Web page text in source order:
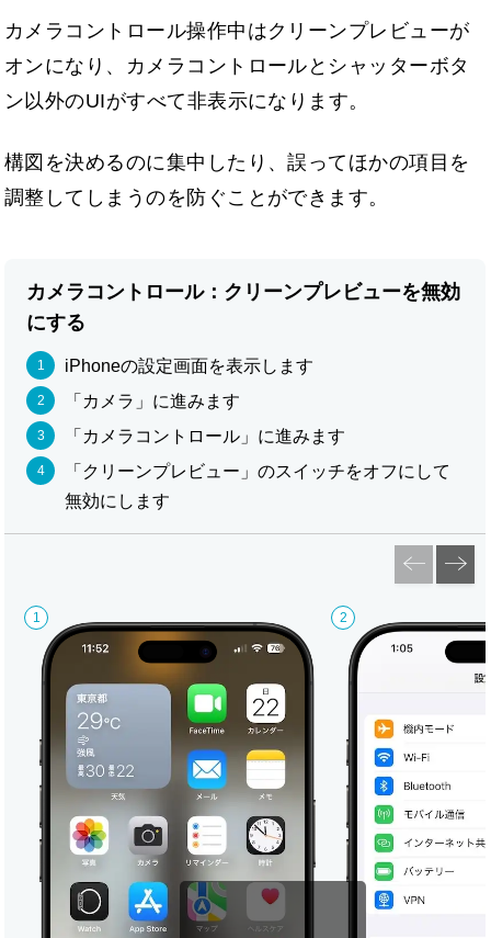
カメラコントロール操作中はクリーンプレビューが
オンになり、カメラコントロールとシャッターボタ
ン以外のUIがすべて非表示になります。
構図を決めるのに集中したり、誤ってほかの項目を
調整してしまうのを防ぐことができます。
カメラコントロール：クリーンプレビューを無効
にする
iPhoneの設定画面を表示します
「カメラ」に進みます
「カメラコントロール」に進みます
「クリーンプレビュー」のスイッチをオフにして
無効にします